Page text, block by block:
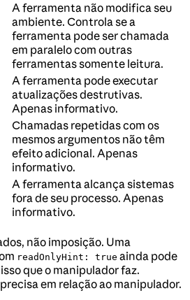
A ferramenta não modifica seu
ambiente. Controla se a
ferramenta pode ser chamada
em paralelo com outras
ferramentas somente leitura.
A ferramenta pode executar
atualizações destrutivas.
Apenas informativo.
Chamadas repetidas com os
mesmos argumentos não têm
efeito adicional. Apenas
informativo.
A ferramenta alcança sistemas
fora de seu processo. Apenas
informativo.
não imposição. Uma
readOnlyHint: true ainda pode
que o manipulador faz.
em relação ao manipulador.